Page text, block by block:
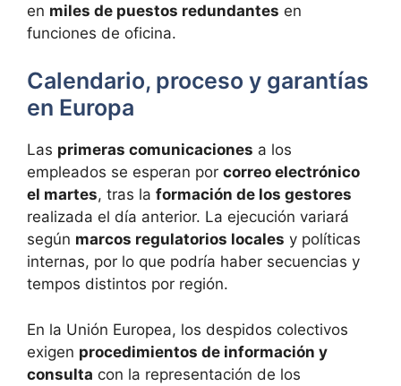
en miles de puestos redundantes en
funciones de oficina.
Calendario, proceso y garantías
en Europa
Las primeras comunicaciones a los
empleados se esperan por correo electrónico
el martes, tras la formación de los gestores
realizada el día anterior. La ejecución variará
según marcos regulatorios locales y políticas
internas, por lo que podría haber secuencias y
tempos distintos por región.
En la Unión Europea, los despidos colectivos
exigen procedimientos de información y
consulta con la representación de los